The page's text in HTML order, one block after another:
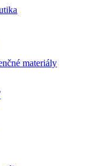
materiály